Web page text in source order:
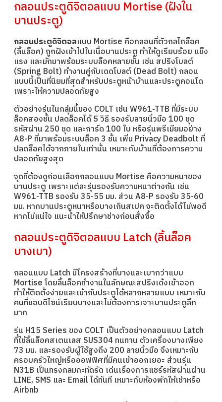
กลอนประตูดิจิตอลแบบ Mortise (ฝังใน
บานประตู)
กลอนประตูดิจิตอลแบบ Mortise คือกลอนที่ตัวกลไกล็อค
(ลิ้นล็อค) ถูกฝังเข้าไปในเนื้อบานประตู ทำให้ดูเรียบร้อย แข็ง
แรง และมักมาพร้อมระบบล็อคหลายชั้น เช่น สปริงโบลต์
(Spring Bolt) ทำงานคู่กับเดดโบลต์ (Dead Bolt) กลอน
แบบนี้เป็นที่นิยมที่สุดสำหรับประตูหน้าบ้านและประตูคอนโด
เพราะให้ความปลอดภัยสูง
ตัวอย่างรุ่นในกลุ่มนี้ของ COLT เช่น W961-TTB ที่มีระบบ
ล็อคสองชั้น ปลดล็อคได้ 5 วิธี รองรับลายนิ้วมือ 100 ชุด
รหัสผ่าน 250 ชุด และการ์ด 100 ใบ หรือรุ่นพรีเมียมอย่าง
A8-P ที่มาพร้อมระบบล็อค 3 ชั้น เพิ่ม Privacy Deadbolt ที่
ปลดล็อคได้จากภายในเท่านั้น เหมาะกับบ้านที่ต้องการความ
ปลอดภัยสูงสุด
จุดที่ต้องดูก่อนเลือกกลอนแบบ Mortise คือความหนาของ
บานประตู เพราะแต่ละรุ่นรองรับความหนาต่างกัน เช่น
W961-TTB รองรับ 35-55 มม. ส่วน A8-P รองรับ 35-60
มม. หากบานประตูหนาหรือบางเกินสเปค จะติดตั้งได้ไม่พอดี
หากไม่แน่ใจ แนะนำให้ปรึกษาช่างก่อนสั่งซื้อ
กลอนประตูดิจิตอลแบบ Latch (ลิ้นล็อค
บางเบา)
กลอนแบบ Latch มีโครงสร้างที่บางและเบากว่าแบบ
Mortise โดยลิ้นล็อคทำงานในลักษณะสปริงเด้งเข้าออก
ทำให้ติดตั้งง่ายและเข้ากับประตูได้หลากหลายแบบ เหมาะกับ
คนที่ชอบดีไซน์เรียบบางและไม่ต้องการเจาะบานประตูลึก
มาก
รุ่น H15 Series ของ COLT เป็นตัวอย่างกลอนแบบ Latch
ที่ใช้ลิ้นล็อคสเตนเลส SUS304 ทนทาน ตัวเครื่องบางเพียง
73 มม. และรองรับผู้ใช้สูงถึง 200 ลายนิ้วมือ จึงเหมาะกับ
ครอบครัวใหญ่หรือออฟฟิศที่มีคนเข้าออกเยอะ ส่วนรุ่น
N31B เป็นทรงกลมกะทัดรัด เด่นเรื่องการแชร์รหัสผ่านผ่าน
LINE, SMS และ Email ได้ทันที เหมาะกับห้องพักให้เช่าหรือ
Airbnb